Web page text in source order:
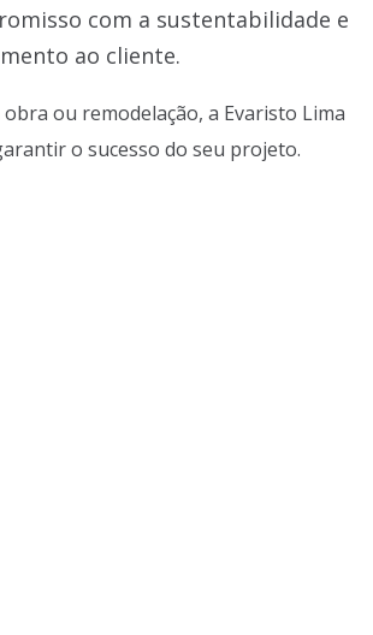
com a sustentabilidade e
ao cliente.
ou remodelação, a Evaristo Lima
o sucesso do seu projeto.